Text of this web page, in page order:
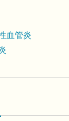
血管炎